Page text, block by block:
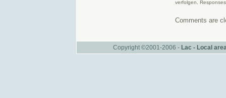
verfolgen.
Comments are
Copyright ©2001-2006 - Lac - Local